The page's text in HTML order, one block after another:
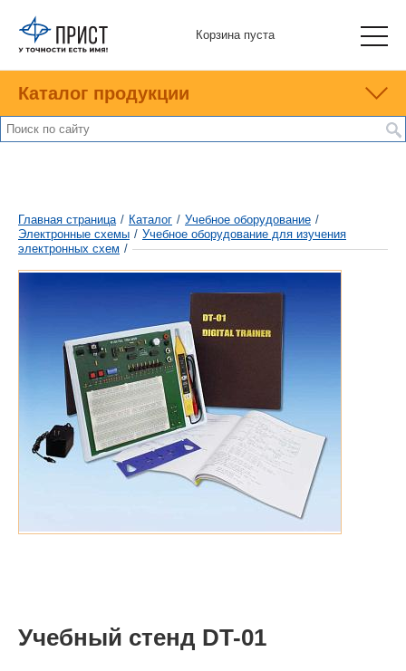
Корзина пуста
Каталог продукции
Главная страница / Каталог / Учебное оборудование /
Электронные схемы / Учебное оборудование для изучения
электронных схем /
Учебный стенд DT-01